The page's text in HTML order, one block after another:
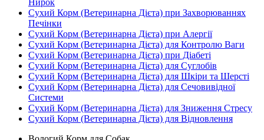
Нирок
Сухий Корм (Ветеринарна Дієта) при Захворюваннях
Печінки
Сухий Корм (Ветеринарна Дієта) при Алергії
Сухий Корм (Ветеринарна Дієта) для Контролю Ваги
Сухий Корм (Ветеринарна Дієта) при Діабеті
Сухий Корм (Ветеринарна Дієта) для Суглобів
Сухий Корм (Ветеринарна Дієта) для Шкіри та Шерсті
Сухий Корм (Ветеринарна Дієта) для Сечовивідної
Системи
Сухий Корм (Ветеринарна Дієта) для Зниження Стресу
Сухий Корм (Ветеринарна Дієта) для Відновлення